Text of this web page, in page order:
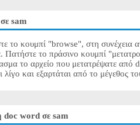
sam
το κουμπί "browse", στη συνέχεια
Πατήστε το πράσινο κουμπί
το αρχείο που μετατρέψατε
λίγο και εξαρτάται από το μέγεθος
doc word σε sam